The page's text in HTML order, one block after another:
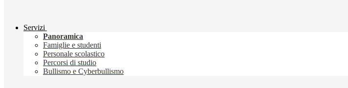
Servizi
Panoramica
Famiglie e studenti
Personale scolastico
Percorsi di studio
Bullismo e Cyberbullismo